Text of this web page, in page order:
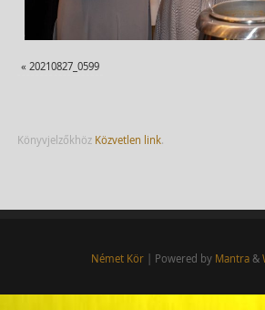
« 20210827_0599
Könyvjelzőkhöz Közvetlen link.
Német Kör| Powered by Mantra&